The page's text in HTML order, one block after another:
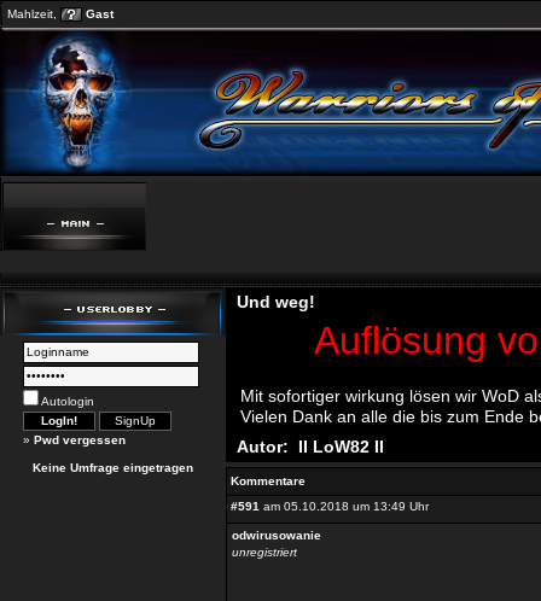
Mahlzeit, Gast
Autologin
» Pwd vergessen
Keine Umfrage eingetragen
Und weg!
Auflösung
Mit sofortiger wirkung lösen wir WoD
Vielen Dank an alle die bis zum Ende
Autor:
II LoW82 II
Kommentare
#591 am 05.10.2018 um 13:49 Uhr
odwirusowanie
unregistriert